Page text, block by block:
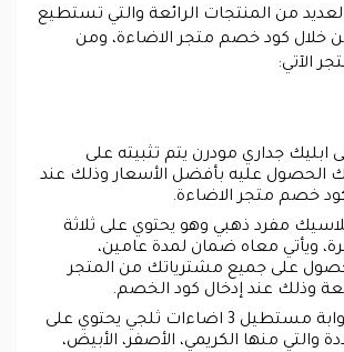
من المنتجات الرائعة والتي تستطيع
خلال كود خصم متجر الاضاءة، ومن
الآتي:
ابليك جداري مودرن يتم تثبيته على
الحصول عليه بأفضل الأسعار وذلك عند
خصم متجر الاضاءة.
مفرد ذهبي وهو يحتوي على ثلاثة
ويأتي معاه ضمان لمدة عامين،
على جميع مشترياتك من المتجر
وذلك عند إدخال كود الخصم.
ابليك جداري بوابة مستطيل 3 اضاءات ثلجي يحتوي على
والتي منها الكريمي، الأصفر، الأبيض،